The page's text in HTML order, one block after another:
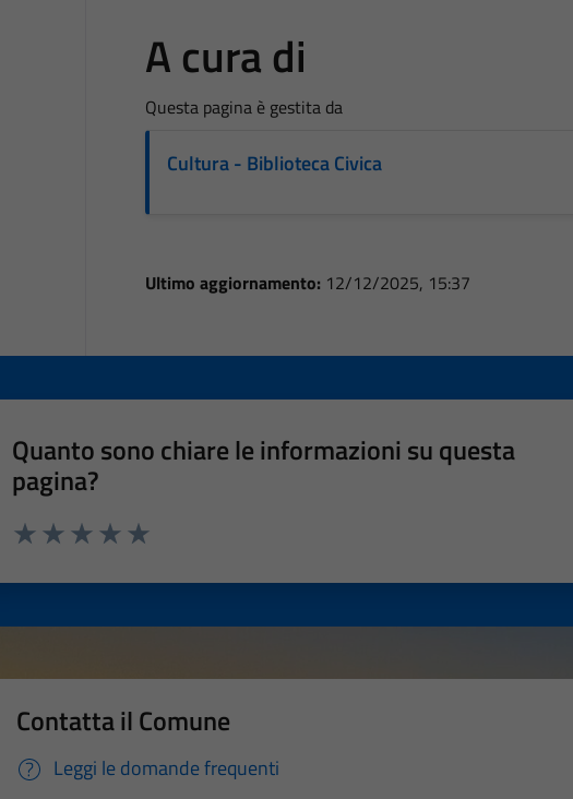
A cura di
Questa pagina è gestita da
Cultura - Biblioteca Civica
Ultimo aggiornamento: 12/12/2025, 15:37
Quanto sono chiare le informazioni su questa
pagina?
Contatta il Comune
Leggi le domande frequenti